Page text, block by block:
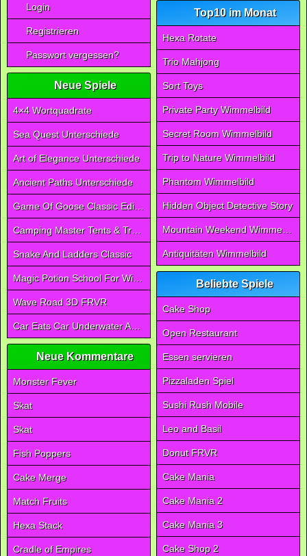
Login
Registrieren
Passwort vergessen?
Neue Spiele
4×4 Wortquadrate
Sea Quest Unterschiede
Art of Elegance Unterschiede
Ancient Paths Unterschiede
Game Of Goose Classic Edition
Camping Master Tents & Trees
Snake And Ladders Classic
Magic Potion School For Witch
Wave Road 3D FRVR
Car Eats Car Underwater Adventure FRVR
Neue Kommentare
Monster Fever
Skat
Skat
Fish Poppers
Cake Merge
Match Fruits
Hexa Stack
Cradle of Empires
Top10 im Monat
Hexa Rotate
Trio Mahjong
Sort Toys
Private Party Wimmelbild
Secret Room Wimmelbild
Trip to Nature Wimmelbild
Phantom Wimmelbild
Hidden Object Detective Story
Mountain Weekend Wimmelbild
Antiquitäten Wimmelbild
Beliebte Spiele
Cake Shop
Open Restaurant
Essen servieren
Pizzaladen Spiel
Sushi Rush Mobile
Leo and Basil
Donut FRVR
Cake Mania
Cake Mania 2
Cake Mania 3
Cake Shop 2